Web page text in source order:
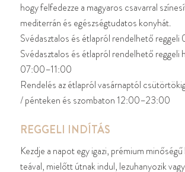
hogy felfedezze a magyaros csavarral
mediterrán és egészségtudatos konyhát.
Svédasztalos és étlapról rendelhető
Svédasztalos és étlapról rendelhető reggeli
07:00–11:00
Rendelés az étlapról vasárnaptól
/ pénteken és szombaton 12:00–23:00
REGGELI INDÍTÁS
Kezdje a napot egy igazi, prémium minőségű
teával, mielőtt útnak indul, lezuhanyozik